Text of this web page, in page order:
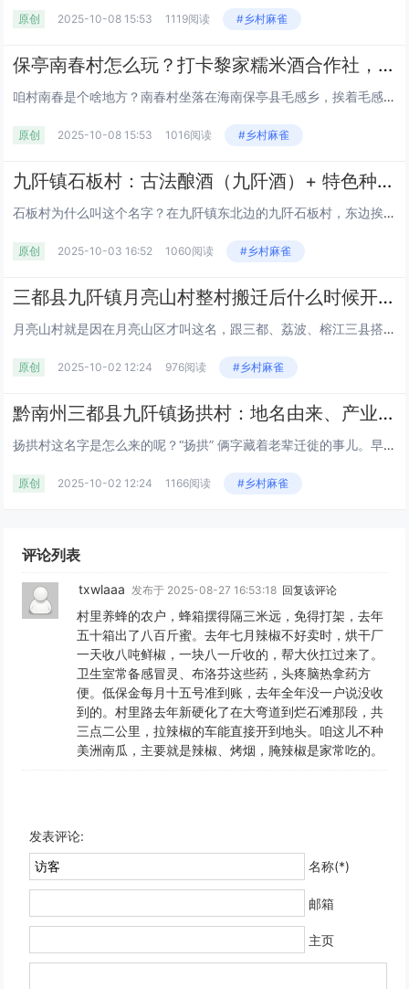
原创 2025-10-08 15:53 1119阅读 #乡村麻雀
保亭南春村怎么玩？打卡黎家糯米酒合作社，近仙龙洞 / 槟榔谷还能吃保亭特产丨住民宿、吃长桌宴丨海南
咱村南春是个啥地方？南春村坐落在海南保亭县毛感乡，挨着毛感村、南好村，周边有番奋、番慢这些村落，青前岭就在附近。这里天蓝...
原创 2025-10-08 15:53 1016阅读 #乡村麻雀
九阡镇石板村：古法酿酒（九阡酒）+ 特色种植，水族村寨的经济与民生现状丨红色旅游丨三都县丨黔南丨贵州
石板村为什么叫这个名字？在九阡镇东北边的九阡石板村，东边挨着本镇的甲才村，南边跟荔波县佳荣镇搭界，西边连姑偿村，北边靠母...
原创 2025-10-03 16:52 1060阅读 #乡村麻雀
三都县九阡镇月亮山村整村搬迁后什么时候开始叫 “月亮山村”？鸡煮菜稀饭是当地家常味吗？丨九阡酒和九阡李的产量及销量如何？丨黔南丨贵州
月亮山村就是因在月亮山区才叫这名，跟三都、荔波、榕江三县搭界，村委会在板甲小学，管着板甲、甲才等 16 个寨子，563...
原创 2025-10-02 12:24 976阅读 #乡村麻雀
黔南州三都县九阡镇扬拱村：地名由来、产业民生及旅游特产全解析丨大角辣种植丨贵州
扬拱村这名字是怎么来的呢？“扬拱” 俩字藏着老辈迁徙的事儿。早先有杨姓人家从原塘州阳乐搬过来，“拱” 用当地的话翻译就是...
原创 2025-10-02 12:24 1166阅读 #乡村麻雀
评论列表
txwlaaa 发布于 2025-08-27 16:53:18 回复该评论
村里养蜂的农户，蜂箱摆得隔三米远，免得打架，去年
五十箱出了八百斤蜜。去年七月辣椒不好卖时，烘干厂
一天收八吨鲜椒，一块八一斤收的，帮大伙扛过来了。
卫生室常备感冒灵、布洛芬这些药，头疼脑热拿药方
便。低保金每月十五号准到账，去年全年没一户说没收
到的。村里路去年新硬化了在大弯道到烂石滩那段，共
三点二公里，拉辣椒的车能直接开到地头。咱这儿不种
美洲南瓜，主要就是辣椒、烤烟，腌辣椒是家常吃的。
发表评论:
名称(*)
邮箱
主页